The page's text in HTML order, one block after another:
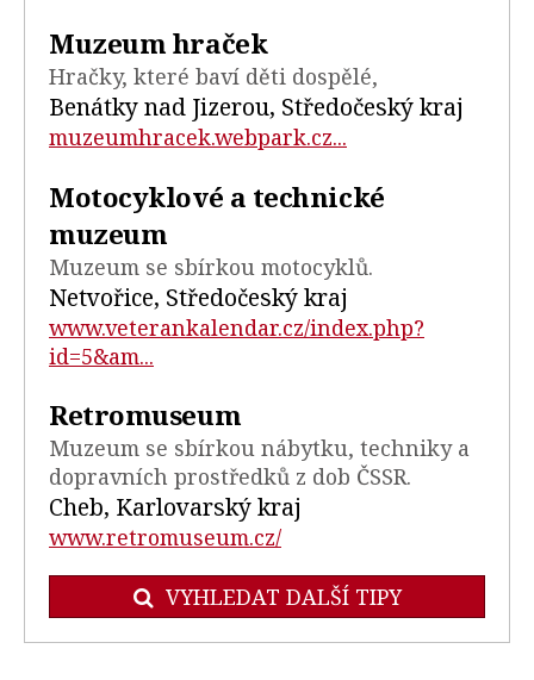
Muzeum hraček
Hračky, které baví děti dospělé,
Benátky nad Jizerou, Středočeský kraj
muzeumhracek.webpark.cz...
Motocyklové a technické
muzeum
Muzeum se sbírkou motocyklů.
Netvořice, Středočeský kraj
www.veterankalendar.cz/index.php?
id=5&am...
Retromuseum
Muzeum se sbírkou nábytku, techniky a
dopravních prostředků z dob ČSSR.
Cheb, Karlovarský kraj
www.retromuseum.cz/
VYHLEDAT DALŠÍ TIPY